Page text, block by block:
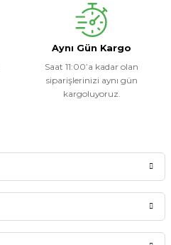
Aynı Gün Kargo
Saat 11:00’a kadar olan
siparişlerinizi aynı gün
kargoluyoruz.